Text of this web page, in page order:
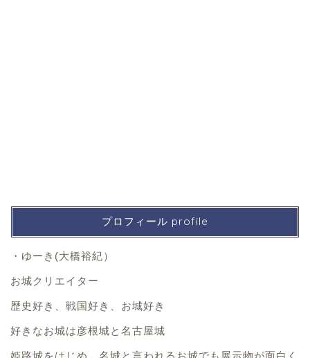
プロフィール profile
・ゆーき(大橋裕紀）
お城クリエイター
歴史好き、戦国好き、お城好き
好きなお城は彦根城と名古屋城